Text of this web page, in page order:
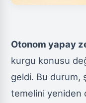
Otonom yapay
kurgu konusu
geldi. Bu durum,
temelini yeniden